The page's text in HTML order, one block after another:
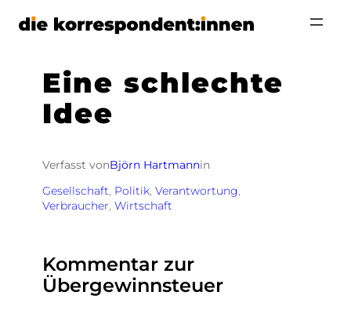
Zum
Eine schlechte
Idee
Verfasst vonBjörn Hartmannin
Gesellschaft, Politik, Verantwortung
Verbraucher, Wirtschaft
Kommentar zur
Übergewinnsteuer